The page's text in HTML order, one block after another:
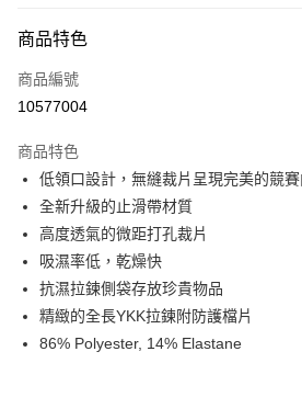
LINE Pay
Apple Pay
運送方式
全家店到店
每筆NT$80，滿NT$10,000(含以上)免運費
付款後全家取貨
每筆NT$80，滿NT$10,000(含以上)免運費
7-11店到店
商品特色
商品編號
10577004
商品特色
低領口設計，無縫裁片呈現完美的競
全新升級的止滑帶材質
高度透氣的微距打孔裁片
吸濕率低，乾燥快
抗濕拉鍊側袋存放珍貴物品
精緻的全長YKK拉鍊附防護檔片
86% Polyester, 14% Elastane